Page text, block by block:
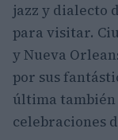
jazz y dialecto
para visitar.
y Nueva
por sus
última también
celebraciones